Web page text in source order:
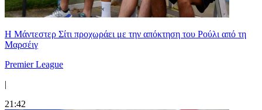
Η Μάντεστερ Σίτι προχωράει με την απόκτηση του Ρούλι από τη
Μαρσέιγ
Premier League
|
21:42